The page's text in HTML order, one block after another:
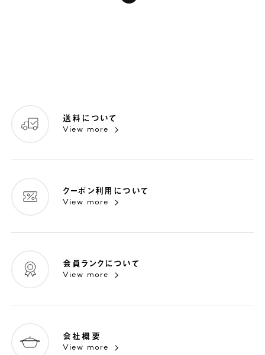
送料について
View more
クーポン利用について
View more
会員ランクについて
View more
会社概要
View more